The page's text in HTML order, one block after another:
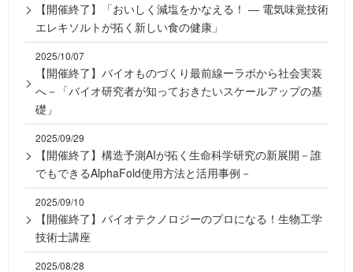
【開催終了】「おいしく減塩をかなえる！ ― 電気味覚技術
エレキソルトが拓く新しい食の健康」
2025/10/07
【開催終了】バイオものづくり最前線ーラボから社会実装
へ－「バイオ研究者が知っておきたいスケールアップの基
礎」
2025/09/29
【開催終了】構造予測AIが拓く生命科学研究の新展開－誰
でもできるAlphaFold使用方法と活用事例－
2025/09/10
【開催終了】バイオテクノロジーのプロになる！生物工学
技術士講座
2025/08/28